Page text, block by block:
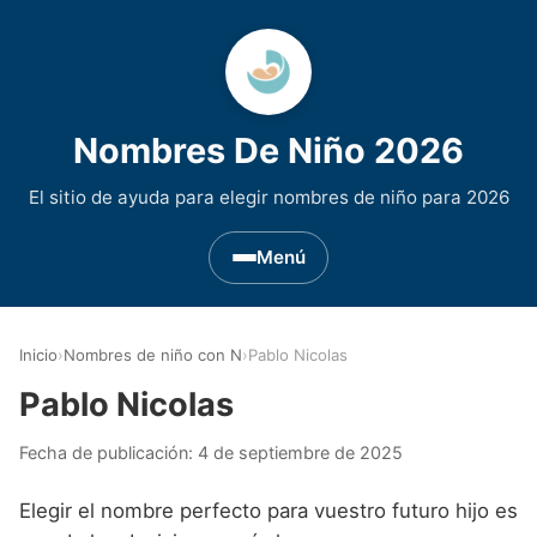
Nombres De Niño 2026
El sitio de ayuda para elegir nombres de niño para 2026
Menú
Nombres de niño que empiezan por D
Nombres de Niño Asturianos
Nombres de Niño Celtas
Inicio›Nombres de niño con N›Pablo Nicolas
Pablo Nicolas
Fecha de publicación: 4 de septiembre de 2025
Elegir el nombre perfecto para vuestro futuro hijo es